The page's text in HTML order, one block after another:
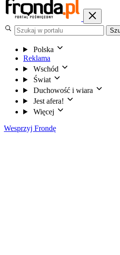
Polska
Reklama
Wschód
Świat
Duchowość i wiara
Jest afera!
Więcej
Wesprzyj Frondę